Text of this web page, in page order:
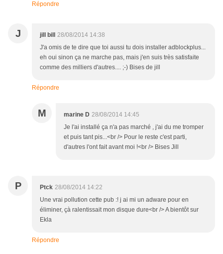
Répondre
J jill bill
28/08/2014 14:38
J'a omis de te dire que toi aussi tu dois installer adblockplus...
eh oui sinon ça ne marche pas, mais j'en suis très satisfaite
comme des milliers d'autres.... ;-) Bises de jill
Répondre
M marine D 28/08/2014 14:45
Je l'ai installé ça n'a pas marché , j'ai du me tromper
et puis tant pis...<br /> Pour le reste c'est parti,
d'autres l'ont fait avant moi !<br /> Bises Jill
P Ptck 28/08/2014 14:22
Une vrai pollution cette pub :! j ai mi un adware pour en
éliminer, çà ralentissait mon disque dure<br /> A bientôt sur
Ekla
Répondre